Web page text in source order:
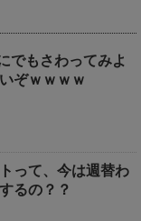
でもさわってみよ
ぞｗｗｗｗ
って、今は週替わ
るの？？